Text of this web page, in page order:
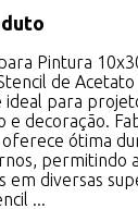
Pintura
de
ideal para
e decoração.
ótima
permitindo
em diversas
...